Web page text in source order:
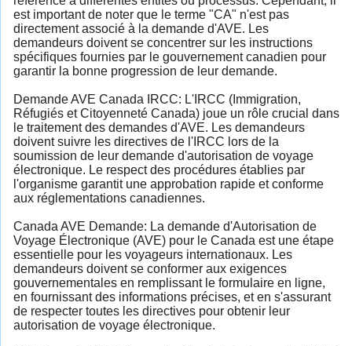
est important de noter que le terme "CA" n'est pas
directement associé à la demande d'AVE. Les
demandeurs doivent se concentrer sur les instructions
spécifiques fournies par le gouvernement canadien pour
garantir la bonne progression de leur demande.
Demande AVE Canada IRCC: L'IRCC (Immigration,
Réfugiés et Citoyenneté Canada) joue un rôle crucial dans
le traitement des demandes d'AVE. Les demandeurs
doivent suivre les directives de l'IRCC lors de la
soumission de leur demande d'autorisation de voyage
électronique. Le respect des procédures établies par
l'organisme garantit une approbation rapide et conforme
aux réglementations canadiennes.
Canada AVE Demande: La demande d'Autorisation de
Voyage Électronique (AVE) pour le Canada est une étape
essentielle pour les voyageurs internationaux. Les
demandeurs doivent se conformer aux exigences
gouvernementales en remplissant le formulaire en ligne,
en fournissant des informations précises, et en s'assurant
de respecter toutes les directives pour obtenir leur
autorisation de voyage électronique.